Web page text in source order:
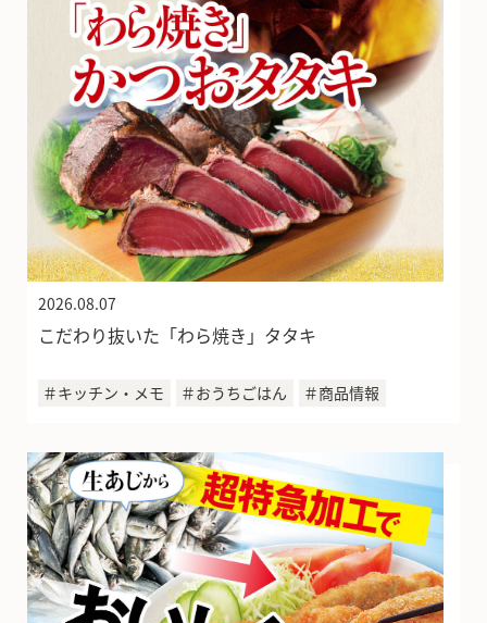
2026.08.07
こだわり抜いた「わら焼き」タタキ
＃キッチン・メモ ＃おうちごはん ＃商品情報